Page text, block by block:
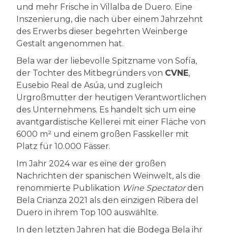
und mehr Frische in Villalba de Duero. Eine
Inszenierung, die nach über einem Jahrzehnt
des Erwerbs dieser begehrten Weinberge
Gestalt angenommen hat.
Bela war der liebevolle Spitzname von Sofía,
der Tochter des Mitbegründers von CVNE,
Eusebio Real de Asúa, und zugleich
Urgroßmutter der heutigen Verantwortlichen
des Unternehmens. Es handelt sich um eine
avantgardistische Kellerei mit einer Fläche von
6000 m² und einem großen Fasskeller mit
Platz für 10.000 Fässer.
Im Jahr 2024 war es eine der großen
Nachrichten der spanischen Weinwelt, als die
renommierte Publikation Wine Spectatorden
Bela Crianza 2021 als den einzigen Ribera del
Duero in ihrem Top 100 auswählte.
In den letzten Jahren hat die Bodega Bela ihr